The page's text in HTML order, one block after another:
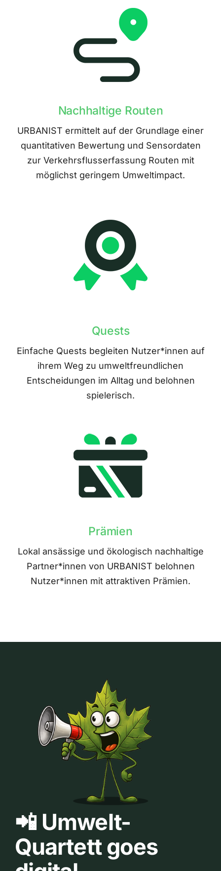
Nachhaltige Routen
URBANIST ermittelt auf der Grundlage einer
quantitativen Bewertung und Sensordaten
zur Verkehrsflusserfassung Routen mit
möglichst geringem Umweltimpact.
Quests
Einfache Quests begleiten Nutzer*innen auf
ihrem Weg zu umweltfreundlichen
Entscheidungen im Alltag und belohnen
spielerisch.
Prämien
Lokal ansässige und ökologisch nachhaltige
Partner*innen von URBANIST belohnen
Nutzer*innen mit attraktiven Prämien.
📲 Umwelt-
Quartett goes